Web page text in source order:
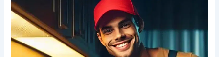
10
Trucos
de
Plomería
que